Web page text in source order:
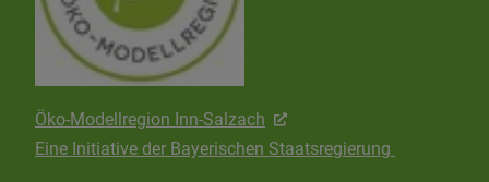
Öko-Modellregion Inn-Salzach
Eine Initiative der Bayerischen Staatsregierung